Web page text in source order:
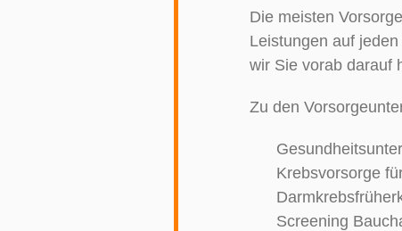
Die meisten
Leistungen auf
wir Sie vorab darauf
Zu den
Krebsvorsorge
Screening